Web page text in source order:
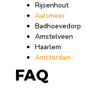
Rijsenhout
Aalsmeer
Badhoevedorp
Amstelveen
Haarlem
Amsterdam
FAQ